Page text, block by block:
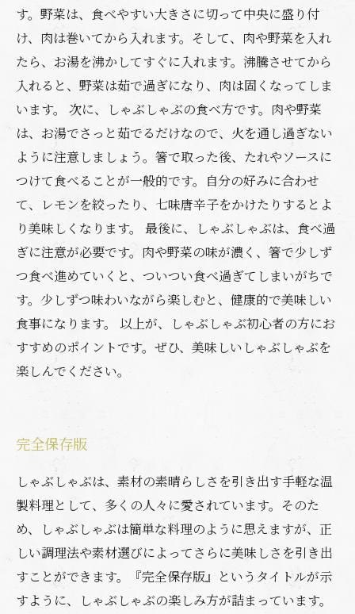
す。野菜は、食べやすい大きさに切って中央に盛り付
け、肉は巻いてから入れます。そして、肉や野菜を入れ
たら、お湯を沸かしてすぐに入れます。沸騰させてから
入れると、野菜は茹で過ぎになり、肉は固くなってしま
います。 次に、しゃぶしゃぶの食べ方です。肉や野菜
は、お湯でさっと茹でるだけなので、火を通し過ぎない
ように注意しましょう。箸で取った後、たれやソースに
つけて食べることが一般的です。自分の好みに合わせ
て、レモンを絞ったり、七味唐辛子をかけたりするとよ
り美味しくなります。 最後に、しゃぶしゃぶは、食べ過
ぎに注意が必要です。肉や野菜の味が濃く、箸で少しず
つ食べ進めていくと、ついつい食べ過ぎてしまいがちで
す。少しずつ味わいながら楽しむと、健康的で美味しい
食事になります。 以上が、しゃぶしゃぶ初心者の方にお
すすめのポイントです。ぜひ、美味しいしゃぶしゃぶを
楽しんでください。
完全保存版
しゃぶしゃぶは、素材の素晴らしさを引き出す手軽な温
製料理として、多くの人々に愛されています。そのた
め、しゃぶしゃぶは簡単な料理のように思えますが、正
しい調理法や素材選びによってさらに美味しさを引き出
すことができます。『完全保存版』というタイトルが示
すように、しゃぶしゃぶの楽しみ方が詰まっています。